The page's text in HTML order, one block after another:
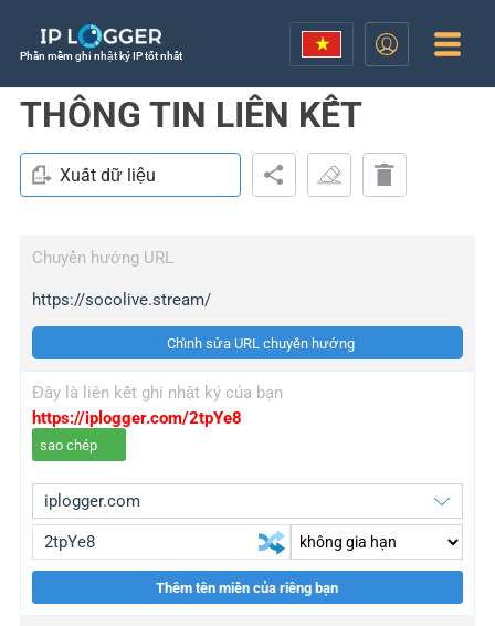
Phần mềm ghi nhật ký IP tốt nhất
THÔNG TIN LIÊN KẾT
Xuất dữ liệu
Chuyển hướng URL
https://socolive.stream/
Chỉnh sửa URL chuyển hướng
Đây là liên kết ghi nhật ký của bạn
https://iplogger.com/2tpYe8
sao chép
Thêm tên miền của riêng bạn